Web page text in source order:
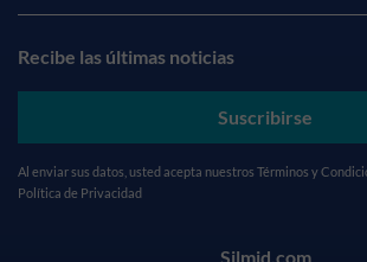
Recibe las últimas noticias
Suscribirse
Al enviar sus datos, usted acepta nuestros Términos y
Política de Privacidad
Silmid.com